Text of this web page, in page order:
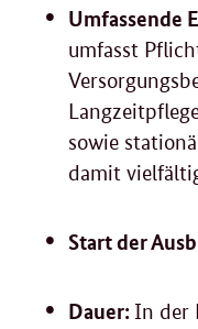
Umfassende
umfasst
sowie
damit
Start der
Dauer:In der